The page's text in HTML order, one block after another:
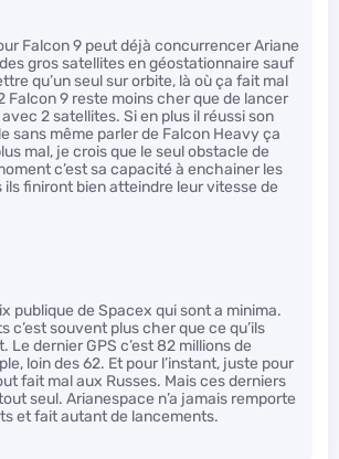
Falcon 9 peut déjà concurrencer Ariane
gros satellites en géostationnaire sauf
qu’un seul sur orbite, là où ça fait mal
Falcon 9 reste moins cher que de lancer
2 satellites. Si en plus il réussi son
sans même parler de Falcon Heavy ça
mal, je crois que le seul obstacle de
c’est sa capacité à enchainer les
ils finiront bien atteindre leur vitesse de
publique de Spacex qui sont a minima.
c’est souvent plus cher que ce qu’ils
Le dernier GPS c’est 82 millions de
loin des 62. Et pour l’instant, juste pour
fait mal aux Russes. Mais ces derniers
seul. Arianespace n’a jamais remporte
et fait autant de lancements.